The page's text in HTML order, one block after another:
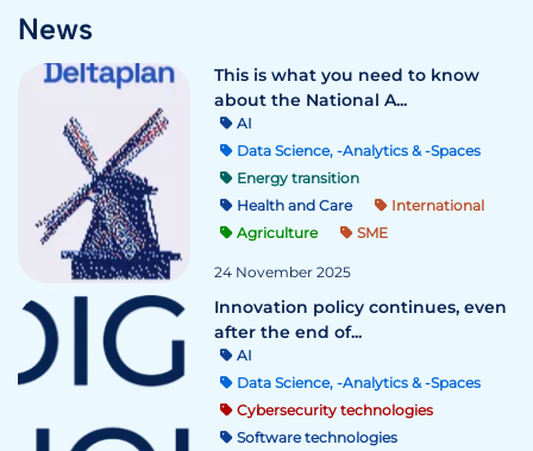
News
This is what you need to know
about the National A...
AI
Data Science, -Analytics & -Spaces
Energy transition
Health and Care
International
Agriculture
SME
24 November 2025
Innovation policy continues, even
after the end of...
AI
Data Science, -Analytics & -Spaces
Cybersecurity technologies
Software technologies